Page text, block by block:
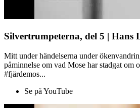
Silvertrumpeterna, del 5 | Hans
Mitt under händelserna under
påminnelse om vad Mose har stadgat om
#fjärdemos...
Se på YouTube